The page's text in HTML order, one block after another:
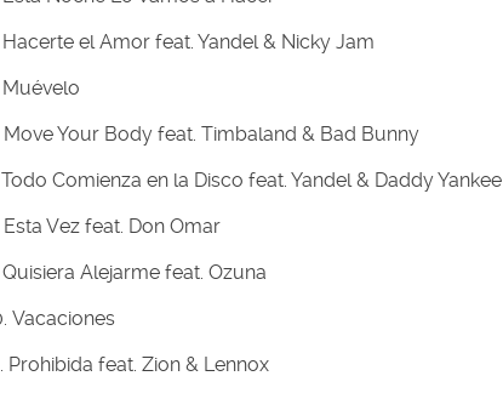
Hacerte el Amor feat. Yandel & Nicky Jam
Muévelo
Move Your Body feat. Timbaland & Bad Bunny
Todo Comienza en la Disco feat. Yandel & Daddy Yankee
Esta Vez feat. Don Omar
Quisiera Alejarme feat. Ozuna
Vacaciones
Prohibida feat. Zion & Lennox